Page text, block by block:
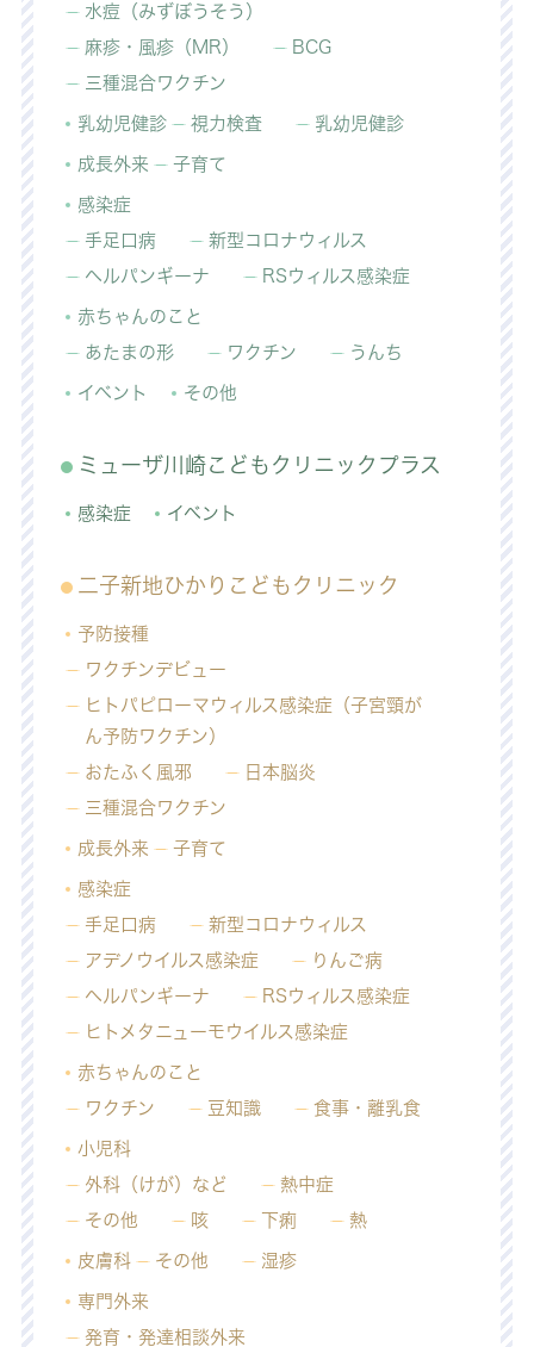
水痘（みずぼうそう）
麻疹・風疹（MR）
BCG
三種混合ワクチン
乳幼児健診 視力検査 乳幼児健診
成長外来 子育て
感染症
手足口病
新型コロナウィルス
ヘルパンギーナ
RSウィルス感染症
赤ちゃんのこと
あたまの形
ワクチン うんち
イベント その他
ミューザ川崎こどもクリニックプラス
感染症 イベント
二子新地ひかりこどもクリニック
予防接種
ワクチンデビュー
ヒトパピローマウィルス感染症（子宮頸が
ん予防ワクチン）
おたふく風邪
日本脳炎
三種混合ワクチン
成長外来 子育て
感染症
手足口病
新型コロナウィルス
アデノウイルス感染症
りんご病
ヘルパンギーナ
RSウィルス感染症
ヒトメタニューモウイルス感染症
赤ちゃんのこと
ワクチン
豆知識 食事・離乳食
小児科
外科（けが）など
熱中症
その他
咳 下痢 熱
皮膚科 その他 湿疹
専門外来
発育・発達相談外来